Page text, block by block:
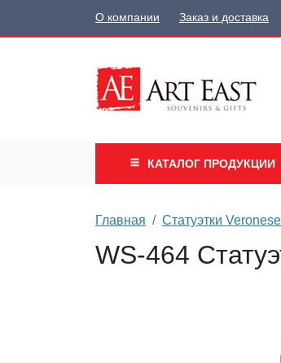
О компании Заказ и доставка
КАТАЛОГ ПРОДУКЦИИ
Главная Статуэтки
WS-464